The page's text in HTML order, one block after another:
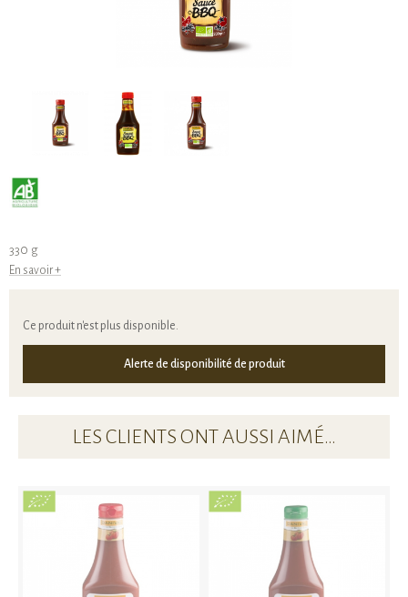
330 g
En savoir +
Ce produit n'est plus disponible.
Alerte de disponibilité de produit
LES CLIENTS ONT AUSSI AIMÉ…